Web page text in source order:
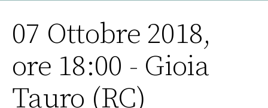
07 Ottobre 2018,
ore 18:00 - Gioia
Tauro (RC)